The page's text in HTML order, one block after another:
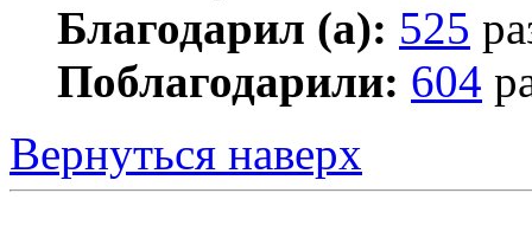
Благодарил (а): 525
Поблагодарили: 604
Вернуться наверх